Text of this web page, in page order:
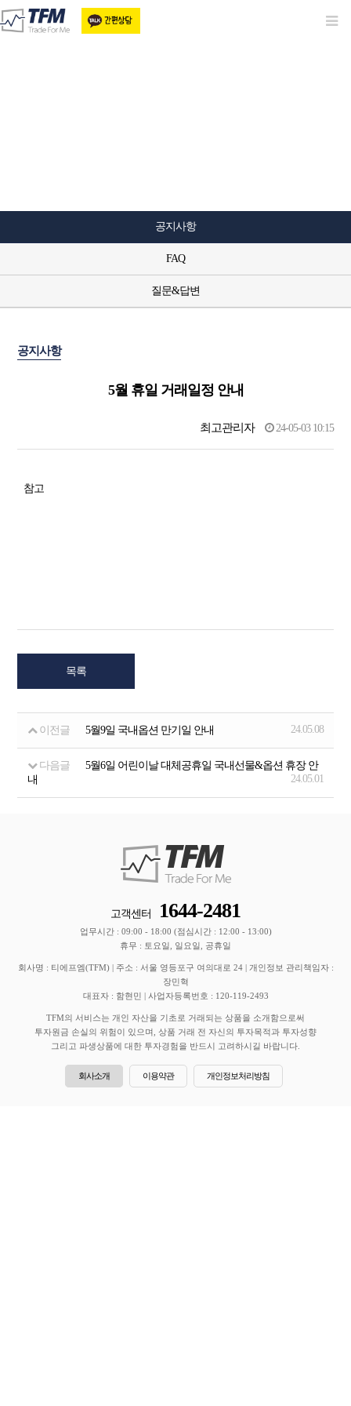
공지사항
FAQ
질문&답변
공지사항
5월 휴일 거래일정 안내
최고관리자 24-05-03 10:15
참고
목록
이전글 5월9일 국내옵션 만기일 안내 24.05.08
다음글
5월6일 어린이날 대체공휴일 국내선물&옵션 휴장 안
내
24.05.01
고객센터 1644-2481
업무시간 : 09:00 - 18:00 (점심시간 : 12:00 - 13:00)
휴무 : 토요일, 일요일, 공휴일
회사명 : 티에프엠(TFM) | 주소 : 서울 영등포구 여의대로 24 | 개인정보 관리책임자 :
장민혁
대표자 : 함현민 | 사업자등록번호 : 120-119-2493
회사소개 이용약관 개인정보처리방침
TFM의 서비스는 개인 자산을 기초로 거래되는 상품을 소개함으로써
투자원금 손실의 위험이 있으며, 상품 거래 전 자신의 투자목적과 투자성향
그리고 파생상품에 대한 투자경험을 반드시 고려하시길 바랍니다.